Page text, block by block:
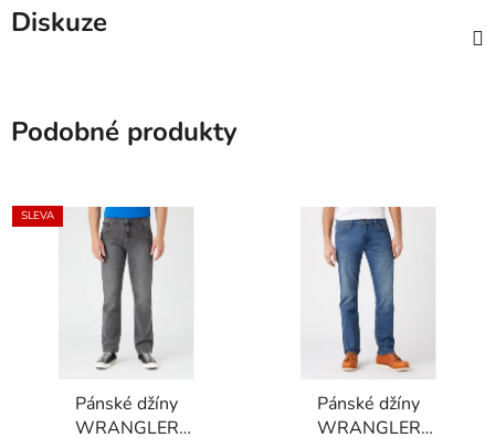
Diskuze
Podobné produkty
SLEVA
Pánské džíny
WRANGLER
Pánské džíny
WRANGLER